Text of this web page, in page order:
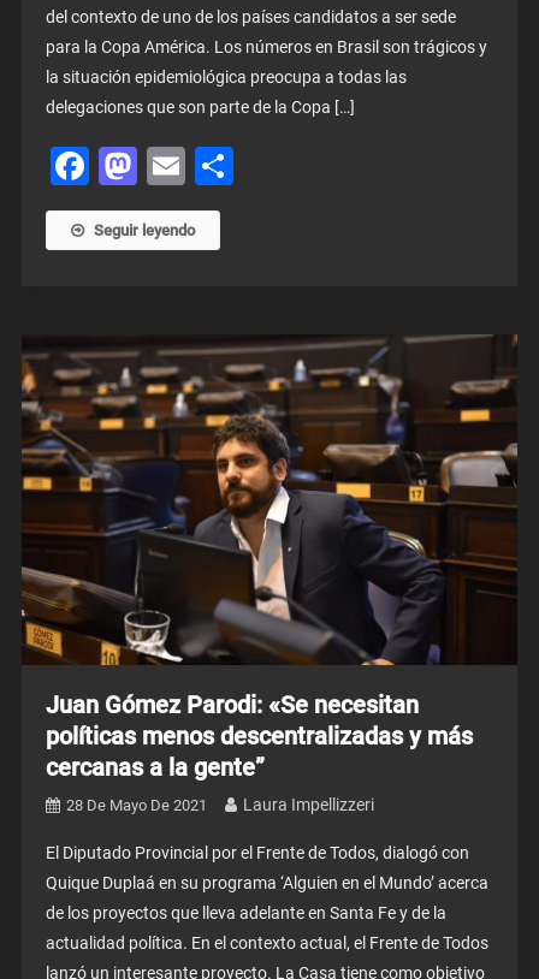
del contexto de uno de los países candidatos a ser sede
para la Copa América. Los números en Brasil son trágicos y
la situación epidemiológica preocupa a todas las
delegaciones que son parte de la Copa […]
Facebook
Mastodon
Email
Seguir leyendo
Juan Gómez Parodi: «Se necesitan
políticas menos descentralizadas y más
cercanas a la gente”
28 De Mayo De 2021 Laura Impellizzeri
El Diputado Provincial por el Frente de Todos, dialogó con
Quique Duplaá en su programa ‘Alguien en el Mundo’ acerca
de los proyectos que lleva adelante en Santa Fe y de la
actualidad política. En el contexto actual, el Frente de Todos
lanzó un interesante proyecto. La Casa tiene como objetivo